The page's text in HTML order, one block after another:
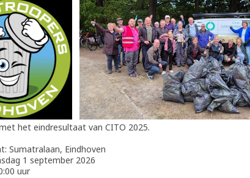
het eindresultaat van CITO 2025.
Sumatralaan, Eindhoven
1 september 2026
uur